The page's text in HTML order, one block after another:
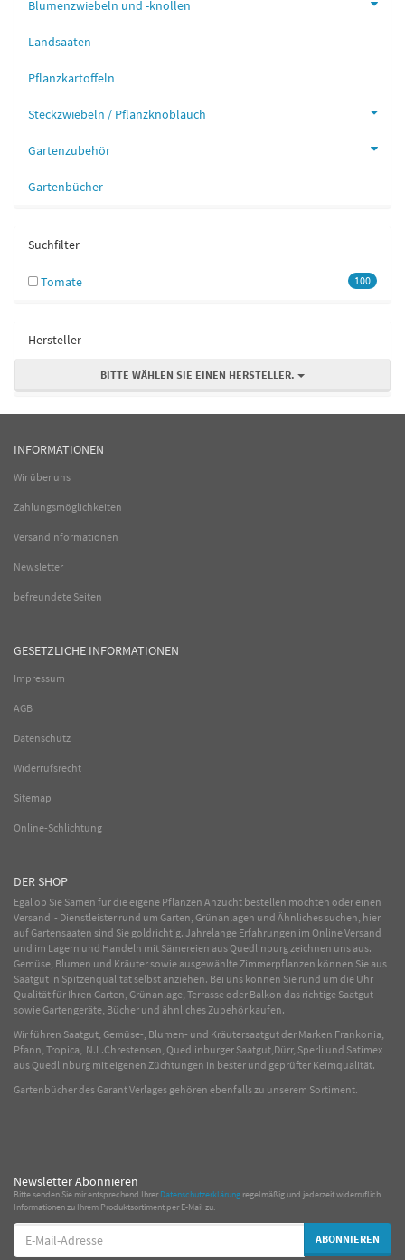
Blumenzwiebeln und -knollen
Landsaaten
Pflanzkartoffeln
Steckzwiebeln / Pflanzknoblauch
Gartenzubehör
Gartenbücher
Suchfilter
100
Tomate
Hersteller
BITTE WÄHLEN SIE EINEN HERSTELLER.
INFORMATIONEN
Wir über uns
Zahlungsmöglichkeiten
Versandinformationen
Newsletter
befreundete Seiten
GESETZLICHE INFORMATIONEN
Impressum
AGB
Datenschutz
Widerrufsrecht
Sitemap
Online-Schlichtung
DER SHOP
Egal ob Sie Samen für die eigene Pflanzen Anzucht bestellen möchten oder einen
Versand - Dienstleister rund um Garten, Grünanlagen und Ähnliches suchen, hier
auf Gartensaaten sind Sie goldrichtig. Jahrelange Erfahrungen im OnlineVersand
und im Lagern und Handeln mit Sämereien aus Quedlinburg zeichnen uns aus.
Gemüse, Blumen und Kräuter sowie ausgewählteZimmerpflanzen können Sie aus
Saatgut in Spitzenqualität selbst anziehen. Bei uns können Sie rund um die Uhr
Qualität für Ihren Garten, Grünanlage, Terrasse oder Balkon das richtige Saatgut
sowie Gartengeräte, Bücher und ähnliches Zubehör kaufen.
Wir führen Saatgut, Gemüse-, Blumen- und Kräutersaatgut der Marken Frankonia,
Pfann, Tropica, N.L.Chrestensen, Quedlinburger Saatgut,Dürr, Sperli und Satimex
aus Quedlinburg mit eigenen Züchtungen in bester und geprüfter Keimqualität.
Gartenbücher des Garant Verlages gehören ebenfalls zu unserem Sortiment.
Newsletter Abonnieren
Bitte senden Sie mir entsprechend IhrerDatenschutzerklärung regelmäßig und jederzeit widerruflich
Informationen zu Ihrem Produktsortiment per E-Mail zu.
E-
Mail-
ABONNIEREN